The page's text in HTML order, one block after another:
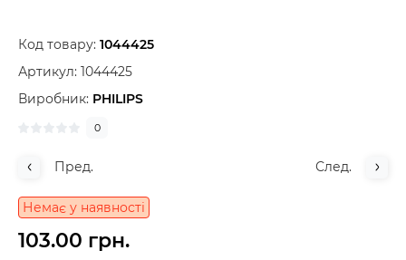
Код товару: 1044425
Артикул: 1044425
Виробник: PHILIPS
0
Пред. След.
Немає у наявності
103.00 грн.